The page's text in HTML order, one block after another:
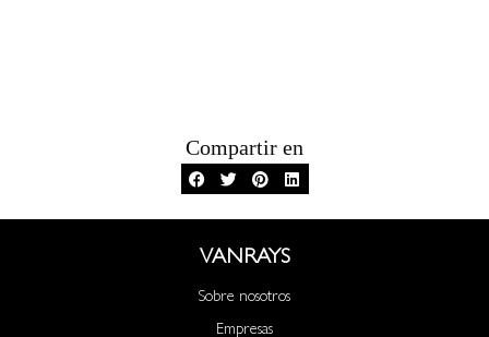
Compartir en
VANRAYS
Sobre nosotros
Empresas